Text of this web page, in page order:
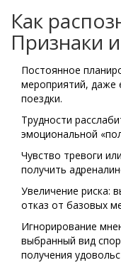
Как
Признаки
Постоянное
мероприятий, даже
поездки.
Трудности
эмоциональной
Чувство тревоги
получить
Увеличение риска:
отказ от базовых
Игнорирование
выбранный вид
получения